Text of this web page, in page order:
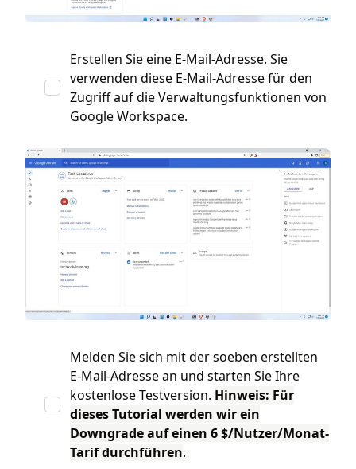
Erstellen Sie eine E-Mail-Adresse. Sie
verwenden diese E-Mail-Adresse für den
Zugriff auf die Verwaltungsfunktionen von
Google Workspace.
Melden Sie sich mit der soeben erstellten
E-Mail-Adresse an und starten Sie Ihre
kostenlose Testversion. Hinweis: Für
dieses Tutorial werden wir ein
Downgrade auf einen 6 $/Nutzer/Monat-
Tarif durchführen.